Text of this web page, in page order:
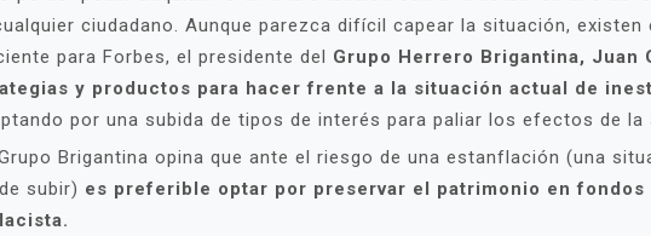
ciudadano. Aunque parezca difícil capear la situación,
para Forbes, el presidente del Grupo Herrero Brigantina, Juan
y productos para hacer frente a la situación actual de
por una subida de tipos de interés para paliar los efectos de la
Brigantina opina que ante el riesgo de una estanflación (una
subir) es preferible optar por preservar el patrimonio en